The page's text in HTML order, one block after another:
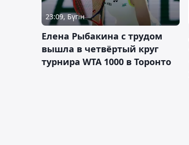
23:09, Бүгін
Елена Рыбакина с трудом
вышла в четвёртый круг
турнира WTA 1000 в Торонто